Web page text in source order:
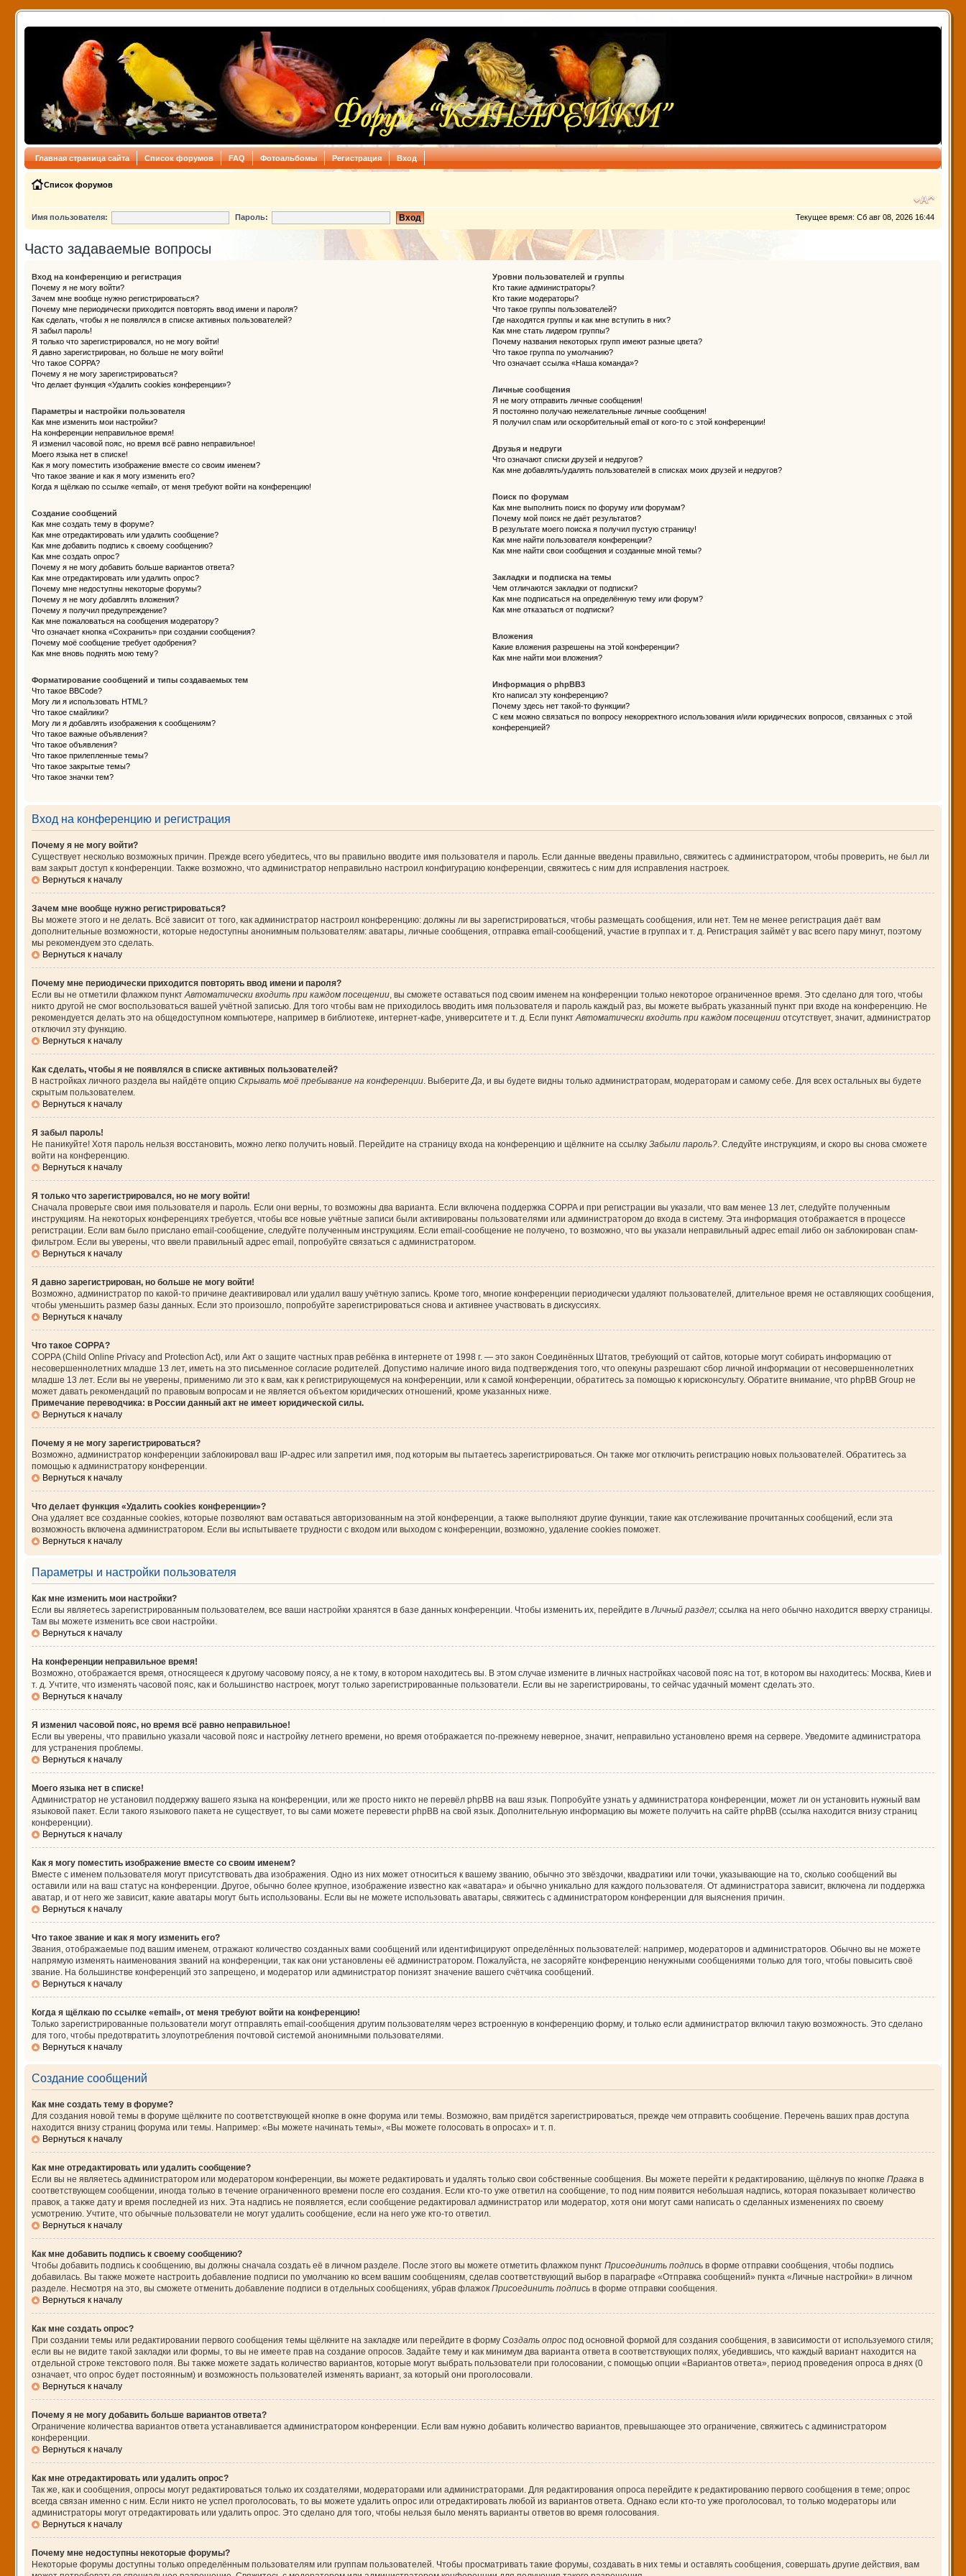
Главная страница сайта Список форумов FAQ Фотоальбомы Регистрация Вход
Список форумов
Текущее время: Сб авг 08, 2026 16:44
Имя пользователя: Пароль:
Часто задаваемые вопросы
Вход на конференцию и регистрация
Почему я не могу войти?
Зачем мне вообще нужно регистрироваться?
Почему мне периодически приходится повторять ввод имени и пароля?
Как сделать, чтобы я не появлялся в списке активных пользователей?
Я забыл пароль!
Я только что зарегистрировался, но не могу войти!
Я давно зарегистрирован, но больше не могу войти!
Что такое COPPA?
Почему я не могу зарегистрироваться?
Что делает функция «Удалить cookies конференции»?
Параметры и настройки пользователя
Как мне изменить мои настройки?
На конференции неправильное время!
Я изменил часовой пояс, но время всё равно неправильное!
Моего языка нет в списке!
Как я могу поместить изображение вместе со своим именем?
Что такое звание и как я могу изменить его?
Когда я щёлкаю по ссылке «email», от меня требуют войти на конференцию!
Создание сообщений
Как мне создать тему в форуме?
Как мне отредактировать или удалить сообщение?
Как мне добавить подпись к своему сообщению?
Как мне создать опрос?
Почему я не могу добавить больше вариантов ответа?
Как мне отредактировать или удалить опрос?
Почему мне недоступны некоторые форумы?
Почему я не могу добавлять вложения?
Почему я получил предупреждение?
Как мне пожаловаться на сообщения модератору?
Что означает кнопка «Сохранить» при создании сообщения?
Почему моё сообщение требует одобрения?
Как мне вновь поднять мою тему?
Форматирование сообщений и типы создаваемых тем
Что такое BBCode?
Могу ли я использовать HTML?
Что такое смайлики?
Могу ли я добавлять изображения к сообщениям?
Что такое важные объявления?
Что такое объявления?
Что такое прилепленные темы?
Что такое закрытые темы?
Что такое значки тем?
Уровни пользователей и группы
Кто такие администраторы?
Кто такие модераторы?
Что такое группы пользователей?
Где находятся группы и как мне вступить в них?
Как мне стать лидером группы?
Почему названия некоторых групп имеют разные цвета?
Что такое группа по умолчанию?
Что означает ссылка «Наша команда»?
Личные сообщения
Я не могу отправить личные сообщения!
Я постоянно получаю нежелательные личные сообщения!
Я получил спам или оскорбительный email от кого-то с этой конференции!
Друзья и недруги
Что означают списки друзей и недругов?
Как мне добавлять/удалять пользователей в списках моих друзей и недругов?
Поиск по форумам
Как мне выполнить поиск по форуму или форумам?
Почему мой поиск не даёт результатов?
В результате моего поиска я получил пустую страницу!
Как мне найти пользователя конференции?
Как мне найти свои сообщения и созданные мной темы?
Закладки и подписка на темы
Чем отличаются закладки от подписки?
Как мне подписаться на определённую тему или форум?
Как мне отказаться от подписки?
Вложения
Какие вложения разрешены на этой конференции?
Как мне найти мои вложения?
Информация о phpBB3
Кто написал эту конференцию?
Почему здесь нет такой-то функции?
С кем можно связаться по вопросу некорректного использования и/или юридических вопросов, связанных с этой
конференцией?
Вход на конференцию и регистрация
Почему я не могу войти?
Существует несколько возможных причин. Прежде всего убедитесь, что вы правильно вводите имя пользователя и пароль. Если данные введены правильно, свяжитесь с администратором, чтобы проверить, не был ли
вам закрыт доступ к конференции. Также возможно, что администратор неправильно настроил конфигурацию конференции, свяжитесь с ним для исправления настроек.
Вернуться к началу
Зачем мне вообще нужно регистрироваться?
Вы можете этого и не делать. Всё зависит от того, как администратор настроил конференцию: должны ли вы зарегистрироваться, чтобы размещать сообщения, или нет. Тем не менее регистрация даёт вам
дополнительные возможности, которые недоступны анонимным пользователям: аватары, личные сообщения, отправка email-сообщений, участие в группах и т. д. Регистрация займёт у вас всего пару минут, поэтому
мы рекомендуем это сделать.
Вернуться к началу
Почему мне периодически приходится повторять ввод имени и пароля?
Если вы не отметили флажком пунктАвтоматически входить при каждом посещении, вы сможете оставаться под своим именем на конференции только некоторое ограниченное время. Это сделано для того, чтобы
никто другой не смог воспользоваться вашей учётной записью. Для того чтобы вам не приходилось вводить имя пользователя и пароль каждый раз, вы можете выбрать указанный пункт при входе на конференцию. Не
рекомендуется делать это на общедоступном компьютере, например в библиотеке, интернет-кафе, университете и т. д. Если пунктАвтоматически входить при каждом посещенииотсутствует, значит, администратор
отключил эту функцию.
Вернуться к началу
Как сделать, чтобы я не появлялся в списке активных пользователей?
В настройках личного раздела вы найдёте опцию Скрывать моё пребывание на конференции. ВыберитеДа, и вы будете видны только администраторам, модераторам и самому себе. Для всех остальных вы будете
скрытым пользователем.
Вернуться к началу
Я забыл пароль!
Не паникуйте! Хотя пароль нельзя восстановить, можно легко получить новый. Перейдите на страницу входа на конференцию и щёлкните на ссылку Забыли пароль?. Следуйте инструкциям, и скоро вы снова сможете
войти на конференцию.
Вернуться к началу
Я только что зарегистрировался, но не могу войти!
Сначала проверьте свои имя пользователя и пароль. Если они верны, то возможны два варианта. Если включена поддержка COPPA и при регистрации вы указали, что вам менее 13 лет, следуйте полученным
инструкциям. На некоторых конференциях требуется, чтобы все новые учётные записи были активированы пользователями или администратором до входа в систему. Эта информация отображается в процессе
регистрации. Если вам было прислано email-сообщение, следуйте полученным инструкциям. Если email-сообщение не получено, то возможно, что вы указали неправильный адрес email либо он заблокирован спам-
фильтром. Если вы уверены, что ввели правильный адрес email, попробуйте связаться с администратором.
Вернуться к началу
Я давно зарегистрирован, но больше не могу войти!
Возможно, администратор по какой-то причине деактивировал или удалил вашу учётную запись. Кроме того, многие конференции периодически удаляют пользователей, длительное время не оставляющих сообщения,
чтобы уменьшить размер базы данных. Если это произошло, попробуйте зарегистрироваться снова и активнее участвовать в дискуссиях.
Вернуться к началу
Что такое COPPA?
COPPA (Child Online Privacy and Protection Act), или Акт о защите частных прав ребёнка в интернете от 1998 г. — это закон Соединённых Штатов, требующий от сайтов, которые могут собирать информацию от
несовершеннолетних младше 13 лет, иметь на это письменное согласие родителей. Допустимо наличие иного вида подтверждения того, что опекуны разрешают сбор личной информации от несовершеннолетних
младше 13 лет. Если вы не уверены, применимо ли это к вам, как к регистрирующемуся на конференции, или к самой конференции, обратитесь за помощью к юрисконсульту. Обратите внимание, что phpBB Group не
может давать рекомендаций по правовым вопросам и не является объектом юридических отношений, кроме указанных ниже.
Примечание переводчика: в России данный акт не имеет юридической силы.
Вернуться к началу
Почему я не могу зарегистрироваться?
Возможно, администратор конференции заблокировал ваш IP-адрес или запретил имя, под которым вы пытаетесь зарегистрироваться. Он также мог отключить регистрацию новых пользователей. Обратитесь за
помощью к администратору конференции.
Вернуться к началу
Что делает функция «Удалить cookies конференции»?
Она удаляет все созданные cookies, которые позволяют вам оставаться авторизованным на этой конференции, а также выполняют другие функции, такие как отслеживание прочитанных сообщений, если эта
возможность включена администратором. Если вы испытываете трудности с входом или выходом с конференции, возможно, удаление cookies поможет.
Вернуться к началу
Параметры и настройки пользователя
Как мне изменить мои настройки?
Если вы являетесь зарегистрированным пользователем, все ваши настройки хранятся в базе данных конференции. Чтобы изменить их, перейдите вЛичный раздел; ссылка на него обычно находится вверху страницы.
Там вы можете изменить все свои настройки.
Вернуться к началу
На конференции неправильное время!
Возможно, отображается время, относящееся к другому часовому поясу, а не к тому, в котором находитесь вы. В этом случае измените в личных настройках часовой пояс на тот, в котором вы находитесь: Москва, Киев и
т. д. Учтите, что изменять часовой пояс, как и большинство настроек, могут только зарегистрированные пользователи. Если вы не зарегистрированы, то сейчас удачный момент сделать это.
Вернуться к началу
Я изменил часовой пояс, но время всё равно неправильное!
Если вы уверены, что правильно указали часовой пояс и настройку летнего времени, но время отображается по-прежнему неверное, значит, неправильно установлено время на сервере. Уведомите администратора
для устранения проблемы.
Вернуться к началу
Моего языка нет в списке!
Администратор не установил поддержку вашего языка на конференции, или же просто никто не перевёл phpBB на ваш язык. Попробуйте узнать у администратора конференции, может ли он установить нужный вам
языковой пакет. Если такого языкового пакета не существует, то вы сами можете перевести phpBB на свой язык. Дополнительную информацию вы можете получить на сайте phpBB (ссылка находится внизу страниц
конференции).
Вернуться к началу
Как я могу поместить изображение вместе со своим именем?
Вместе с именем пользователя могут присутствовать два изображения. Одно из них может относиться к вашему званию, обычно это звёздочки, квадратики или точки, указывающие на то, сколько сообщений вы
оставили или на ваш статус на конференции. Другое, обычно более крупное, изображение известно как «аватара» и обычно уникально для каждого пользователя. От администратора зависит, включена ли поддержка
аватар, и от него же зависит, какие аватары могут быть использованы. Если вы не можете использовать аватары, свяжитесь с администратором конференции для выяснения причин.
Вернуться к началу
Что такое звание и как я могу изменить его?
Звания, отображаемые под вашим именем, отражают количество созданных вами сообщений или идентифицируют определённых пользователей: например, модераторов и администраторов. Обычно вы не можете
напрямую изменять наименования званий на конференции, так как они установлены её администратором. Пожалуйста, не засоряйте конференцию ненужными сообщениями только для того, чтобы повысить своё
звание. На большинстве конференций это запрещено, и модератор или администратор понизят значение вашего счётчика сообщений.
Вернуться к началу
Когда я щёлкаю по ссылке «email», от меня требуют войти на конференцию!
Только зарегистрированные пользователи могут отправлять email-сообщения другим пользователям через встроенную в конференцию форму, и только если администратор включил такую возможность. Это сделано
для того, чтобы предотвратить злоупотребления почтовой системой анонимными пользователями.
Вернуться к началу
Создание сообщений
Как мне создать тему в форуме?
Для создания новой темы в форуме щёлкните по соответствующей кнопке в окне форума или темы. Возможно, вам придётся зарегистрироваться, прежде чем отправить сообщение. Перечень ваших прав доступа
находится внизу страниц форума или темы. Например: «Вы можете начинать темы», «Вы можете голосовать в опросах» и т. п.
Вернуться к началу
Как мне отредактировать или удалить сообщение?
Если вы не являетесь администратором или модератором конференции, вы можете редактировать и удалять только свои собственные сообщения. Вы можете перейти к редактированию, щёлкнув по кнопке Правкав
соответствующем сообщении, иногда только в течение ограниченного времени после его создания. Если кто-то уже ответил на сообщение, то под ним появится небольшая надпись, которая показывает количество
правок, а также дату и время последней из них. Эта надпись не появляется, если сообщение редактировал администратор или модератор, хотя они могут сами написать о сделанных изменениях по своему
усмотрению. Учтите, что обычные пользователи не могут удалить сообщение, если на него уже кто-то ответил.
Вернуться к началу
Как мне добавить подпись к своему сообщению?
Чтобы добавить подпись к сообщению, вы должны сначала создать её в личном разделе. После этого вы можете отметить флажком пункт Присоединить подписьв форме отправки сообщения, чтобы подпись
добавилась. Вы также можете настроить добавление подписи по умолчанию ко всем вашим сообщениям, сделав соответствующий выбор в параграфе «Отправка сообщений» пункта «Личные настройки» в личном
разделе. Несмотря на это, вы сможете отменить добавление подписи в отдельных сообщениях, убрав флажок Присоединить подписьв форме отправки сообщения.
Вернуться к началу
Как мне создать опрос?
При создании темы или редактировании первого сообщения темы щёлкните на закладке или перейдите в форму Создать опроспод основной формой для создания сообщения, в зависимости от используемого стиля;
если вы не видите такой закладки или формы, то вы не имеете прав на создание опросов. Задайте тему и как минимум два варианта ответа в соответствующих полях, убедившись, что каждый вариант находится на
отдельной строке текстового поля. Вы также можете задать количество вариантов, которые могут выбрать пользователи при голосовании, с помощью опции «Вариантов ответа», период проведения опроса в днях (0
означает, что опрос будет постоянным) и возможность пользователей изменять вариант, за который они проголосовали.
Вернуться к началу
Почему я не могу добавить больше вариантов ответа?
Ограничение количества вариантов ответа устанавливается администратором конференции. Если вам нужно добавить количество вариантов, превышающее это ограничение, свяжитесь с администратором
конференции.
Вернуться к началу
Как мне отредактировать или удалить опрос?
Так же, как и сообщения, опросы могут редактироваться только их создателями, модераторами или администраторами. Для редактирования опроса перейдите к редактированию первого сообщения в теме; опрос
всегда связан именно с ним. Если никто не успел проголосовать, то вы можете удалить опрос или отредактировать любой из вариантов ответа. Однако если кто-то уже проголосовал, то только модераторы или
администраторы могут отредактировать или удалить опрос. Это сделано для того, чтобы нельзя было менять варианты ответов во время голосования.
Вернуться к началу
Почему мне недоступны некоторые форумы?
Некоторые форумы доступны только определённым пользователям или группам пользователей. Чтобы просматривать такие форумы, создавать в них темы и оставлять сообщения, совершать другие действия, вам